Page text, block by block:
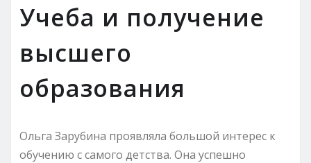
Учеба и получение
высшего
образования
Ольга Зарубина проявляла большой интерес к
обучению с самого детства. Она успешно